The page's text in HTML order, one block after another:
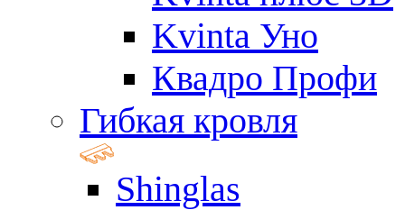
Kvinta Уно
Квадро Профи
Гибкая кровля
Shinglas